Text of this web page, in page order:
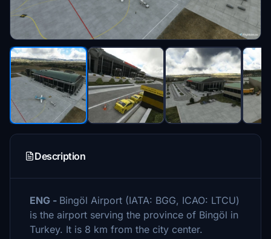
Description
ENG - Bingöl Airport (IATA: BGG, ICAO: LTCU)
is the airport serving the province of Bingöl in
Turkey. It is 8 km from the city center.